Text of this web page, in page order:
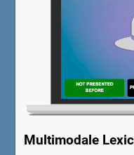
Multimodale